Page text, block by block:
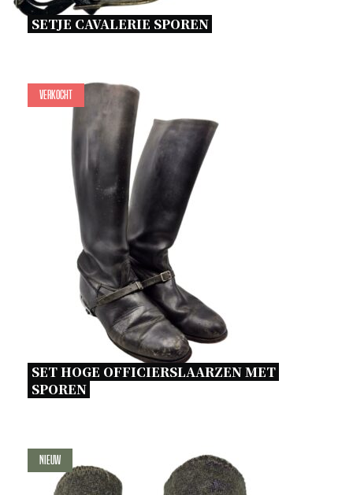
SETJE CAVALERIE SPOREN
Verkocht
SET HOGE OFFICIERSLAARZEN MET
SPOREN
Nieuw